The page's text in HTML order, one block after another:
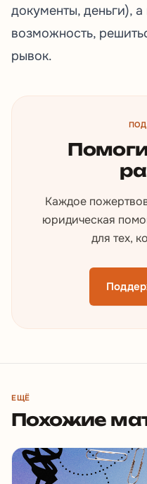
документы, деньги), а
возможность,
рывок.
Каждое
юридическая
для тех,
ЕЩЁ
Похожие